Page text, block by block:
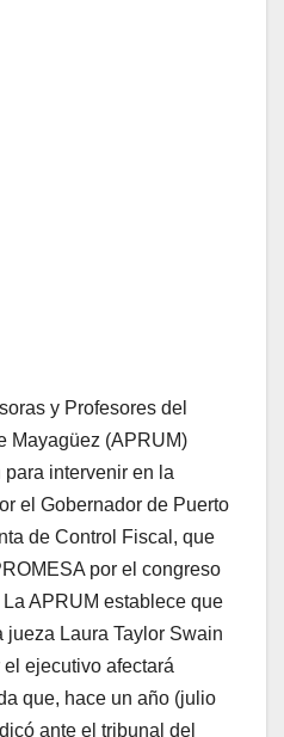
y Profesores del
Mayagüez (APRUM)
intervenir en la
el Gobernador de Puerto
de Control Fiscal, que
por el congreso
APRUM establece que
jueza Laura Taylor Swain
ejecutivo afectará
que, hace un año (julio
ante el tribunal del